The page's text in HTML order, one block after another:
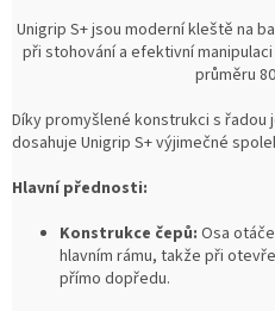
Unigrip S+ jsou moderní kleště na
při stohování a efektivní
průměru
Díky promyšlené konstrukci s
dosahuje Unigrip S+ výjimečné
Hlavní přednosti:
Konstrukce čepů: Osa
hlavním rámu, takže při
přímo dopředu.